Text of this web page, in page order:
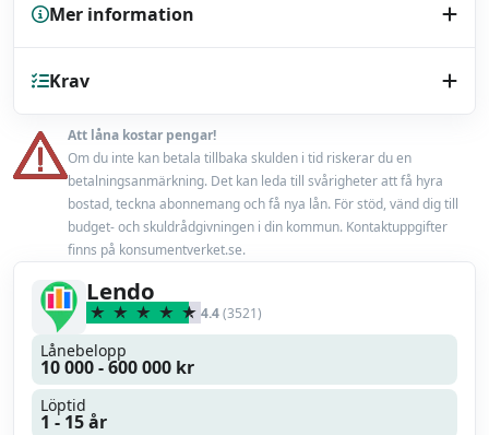
Mer information
Kreditupplysning UC
Endast bilhandlare
Låneförsäkring Nej
Miljörabatt Nej
Max belåningsgrad
Uppläggningsavgift
Läs mer Läs omdöme
Krav
Minst 18 år
En fast inkomst från anställning eller pension
Att låna kostar pengar!
Om du inte kan betala tillbaka skulden i tid riskerar du en
betalningsanmärkning. Det kan leda till svårigheter att få hyra
bostad, teckna abonnemang och få nya lån. För stöd, vänd dig till
budget- och skuldrådgivningen i din kommun. Kontaktuppgifter
finns på konsumentverket.se.
Lendo
4.4(3521)
Lånebelopp
10 000 - 600 000 kr
Löptid
1 - 15 år